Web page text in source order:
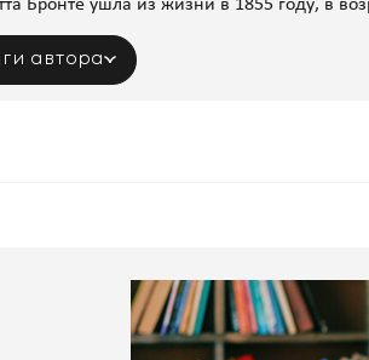
Бронте ушла из жизни в 1855 году, в
автора